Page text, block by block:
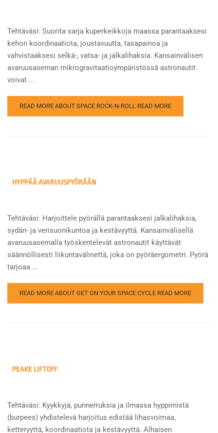
Tehtäväsi: Suorita sarja kuperkeikkoja maassa parantaaksesi
kehon koordinaatiota, joustavuutta, tasapainoa ja
vahvistaaksesi selkä-, vatsa- ja jalkalihaksia. Kansainvälisen
avaruusaseman mikrogravitaatioympäristössä astronautit
voivat ...
READ MORE ABOUT SPACE ROCK-N-ROLL READ MORE
HYPPÄÄ AVARUUSPYÖRÄÄN
Tehtäväsi: Harjoittele pyörällä parantaaksesi jalkalihaksia,
sydän- ja verisuonikuntoa ja kestävyyttä. Kansainvälisellä
avaruusasemalla työskentelevät astronautit käyttävät
säännöllisesti liikuntavälinettä, joka on pyöräergometri. Pyörä
tarjoaa ...
READ MORE ABOUT GET ON YOUR SPACE CYCLE READ MORE
PEAKE LIFTOFF
Tehtäväsi: Kyykkyjä, punnerruksia ja ilmassa hyppimistä
(burpees) yhdistelevä harjoitus edistää lihasvoimaa,
ketteryyttä, koordinaatiota ja kestävyyttä. Alhaisen